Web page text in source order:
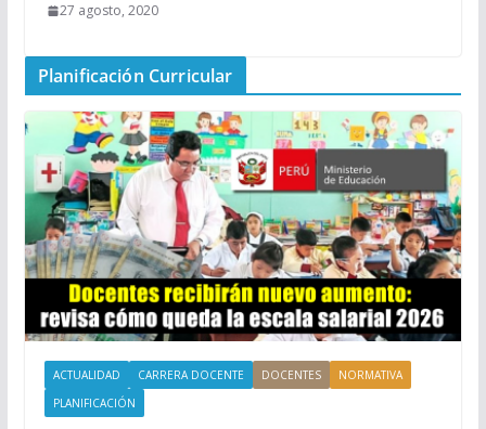
27 agosto, 2020
Planificación Curricular
ACTUALIDAD CARRERA DOCENTE DOCENTES
NORMATIVA
PLANIFICACIÓN